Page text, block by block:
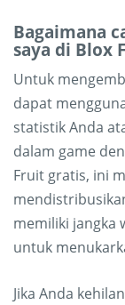
Bagaimana
saya di Blox
Untuk
dapat
statistik Anda
dalam game
Fruit gratis, ini
memiliki jangka
untuk
Jika Anda